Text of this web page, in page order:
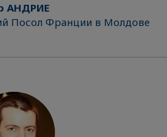
АНДРИЕ
Посол Франции в Молдове